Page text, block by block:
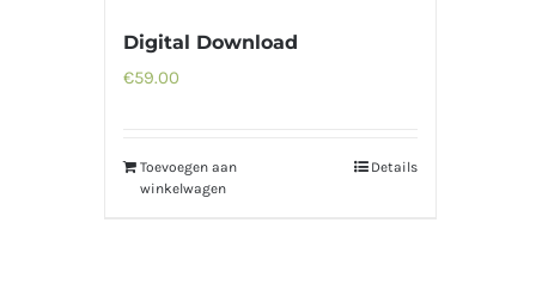
Digital Download
€59.00
Toevoegen aan
winkelwagen
Details